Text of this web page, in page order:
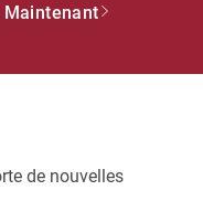
Maintenant
de nouvelles